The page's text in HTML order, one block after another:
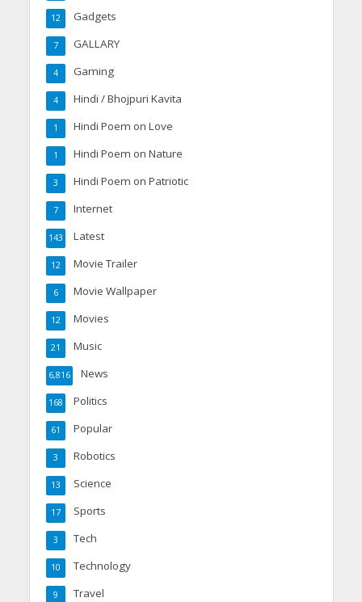
Gadgets
12
GALLARY
7
Gaming
4
Hindi / Bhojpuri Kavita
4
Hindi Poem on Love
1
Hindi Poem on Nature
1
Hindi Poem on Patriotic
3
Internet
7
Latest
143
Movie Trailer
12
Movie Wallpaper
6
Movies
12
Music
21
News
6,816
Politics
168
Popular
61
Robotics
3
Science
13
Sports
17
Tech
3
Technology
10
Travel
9